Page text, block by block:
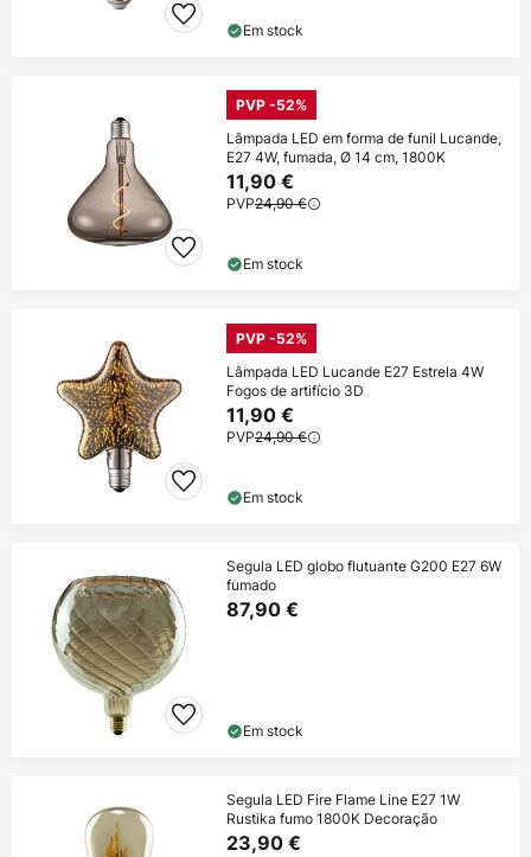
Em stock
PVP -52%
Lâmpada LED em forma de funil Lucande,
E27 4W, fumada, Ø 14 cm, 1800K
11,90 €
PVP24,90 €
Em stock
PVP -52%
Lâmpada LED Lucande E27 Estrela 4W
Fogos de artifício 3D
11,90 €
PVP24,90 €
Em stock
Segula LED globo flutuante G200 E27 6W
fumado
87,90 €
Em stock
Segula LED Fire Flame Line E27 1W
Rustika fumo 1800K Decoração
23,90 €